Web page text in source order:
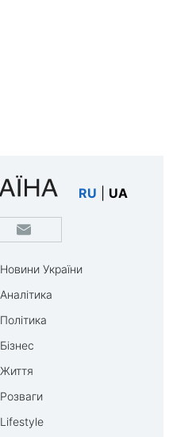
RU UA
Новини України
Аналітика
Політика
Бізнес
Життя
Розваги
Lifestyle